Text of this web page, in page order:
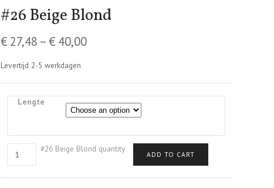
#26 Beige Blond
€ 27,48 –€ 40,00
Levertijd 2-5 werkdagen
Lengte
#26 Beige Blond quantity
ADD TO CART